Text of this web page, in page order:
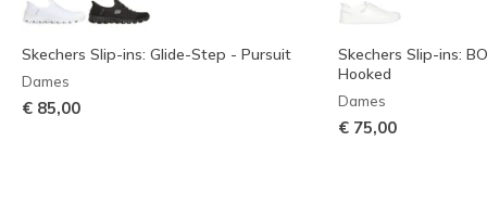
Skechers Slip-ins: Glide-Step - Pursuit
Dames
€ 85,00
Skechers Slip-ins:
Hooked
Dames
€ 75,00